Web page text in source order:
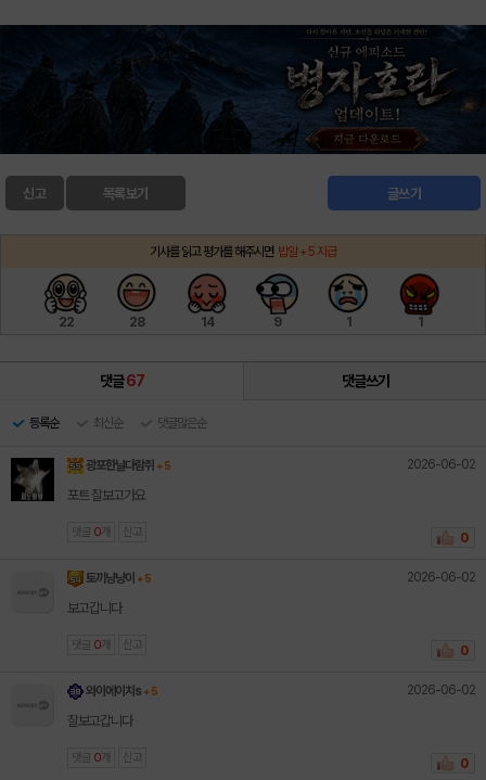
신고 글쓰기
목록보기
기사를 읽고 평가를 해주시면 밥알 +5 지급
22 28 14 9 1 1
댓글67 댓글쓰기
등록순 최신순 댓글많은순
광포한날다람쥐 + 5 2026-06-02
포트 잘보고가요
댓글 0 개 신고 0
토끼냥냥이 + 5 2026-06-02
보고갑니다
댓글 0 개 신고 0
와이에이치s + 5 2026-06-02
잘보고갑니다
댓글 0 개 신고 0